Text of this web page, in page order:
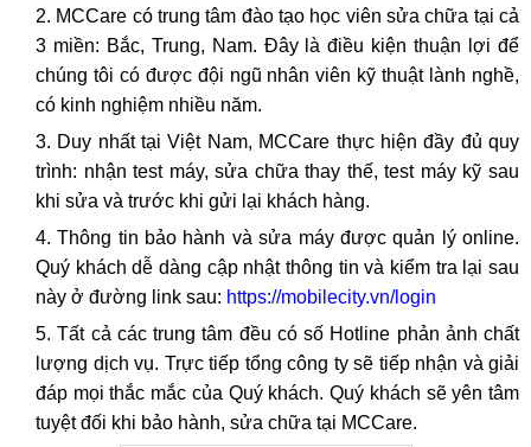
MCCare có trung tâm đào tạo học viên sửa chữa tại cả
3 miền: Bắc, Trung, Nam. Đây là điều kiện thuận lợi để
chúng tôi có được đội ngũ nhân viên kỹ thuật lành nghề,
có kinh nghiệm nhiều năm.
Duy nhất tại Việt Nam, MCCare thực hiện đầy đủ quy
trình: nhận test máy, sửa chữa thay thế, test máy kỹ sau
khi sửa và trước khi gửi lại khách hàng.
Thông tin bảo hành và sửa máy được quản lý online.
Quý khách dễ dàng cập nhật thông tin và kiểm tra lại sau
này ở đường link sau: https://mobilecity.vn/login
Tất cả các trung tâm đều có số Hotline phản ảnh chất
lượng dịch vụ. Trực tiếp tổng công ty sẽ tiếp nhận và giải
đáp mọi thắc mắc của Quý khách. Quý khách sẽ yên tâm
tuyệt đối khi bảo hành, sửa chữa tại MCCare.